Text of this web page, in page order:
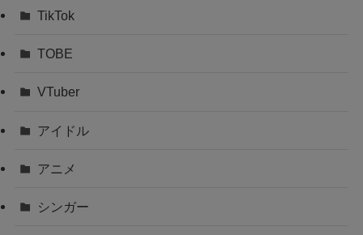
TikTok
TOBE
VTuber
アイドル
アニメ
シンガー